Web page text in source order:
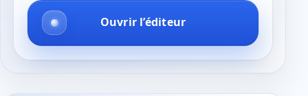
Ouvrir l’éditeur